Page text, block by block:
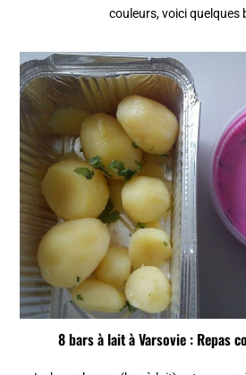
couleurs, voici quelques
8 bars à lait à Varsovie : Repas